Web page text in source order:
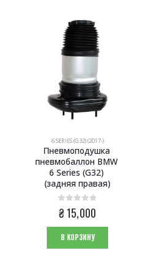
6 SERIES (G32) (2017-)
Пневмоподушка
пневмобаллон BMW
6 Series (G32)
(задняя правая)
₴15,000
В КОРЗИНУ